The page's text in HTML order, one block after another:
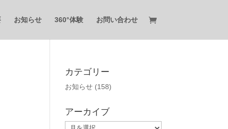
お知らせ 360°体験 お問い合わせ
カテゴリー
お知らせ (158)
アーカイブ
ア